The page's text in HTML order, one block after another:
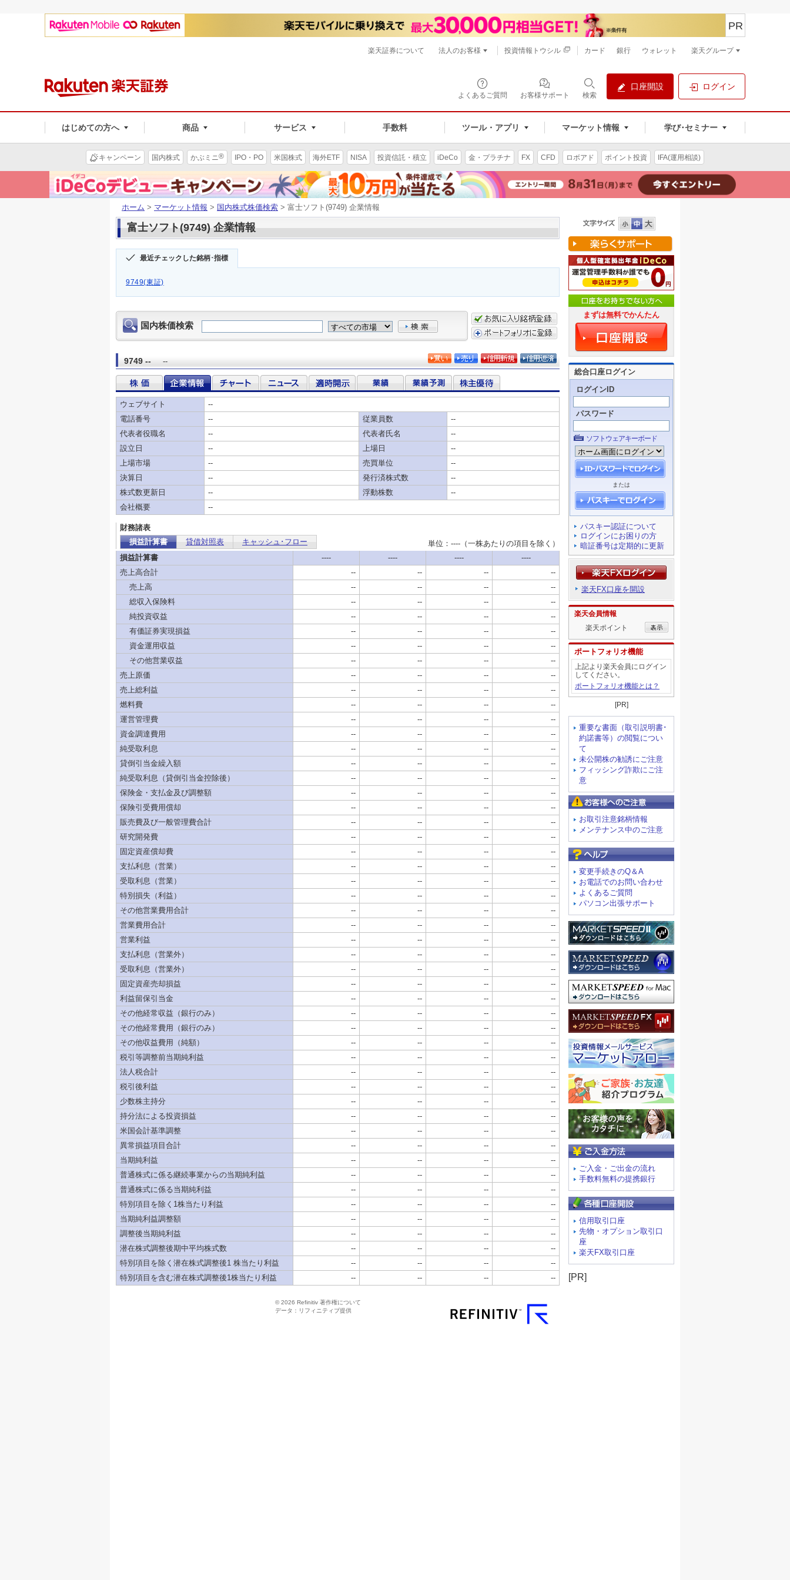
よくあるご質問 お客様サポート 検索
口座開設 ログイン
はじめての方へ 商品 サービス 手数料 ツール・アプリ マーケット情報 学び･セミナー
PR
楽天証券について 法人のお客様 投資情報トウシル カード 銀行 ウォレット 楽天グループ
キャンペーン 国内株式 かぶミニ® IPO・PO 米国株式 海外ETF NISA 投資信託・積立 iDeCo 金・プラチナ FX CFD ロボアド ポイント投資 IFA(運用相談)
ホーム > マーケット情報 > 国内株式株価検索 > 富士ソフト(9749) 企業情報
富士ソフト(9749) 企業情報
最近チェックした銘柄･指標
9749(東証)
まずは無料でかんたん
総合口座ログイン
ログインID
パスワード
ソフトウェアキーボード
または
パスキー認証について
ログインにお困りの方
暗証番号は定期的に更新
楽天FX口座を開設
楽天会員情報
楽天ポイント
ポートフォリオ機能
上記より楽天会員にログイン
してください。
ポートフォリオ機能とは？
[PR]
重要な書面（取引説明書･
約諾書等）の閲覧につい
て
未公開株の勧誘にご注意
フィッシング詐欺にご注
意
お取引注意銘柄情報
メンテナンス中のご注意
変更手続きのQ＆A
お電話でのお問い合わせ
よくあるご質問
パソコン出張サポート
ご入金・ご出金の流れ
手数料無料の提携銀行
信用取引口座
先物・オプション取引口
座
楽天FX取引口座
[PR]